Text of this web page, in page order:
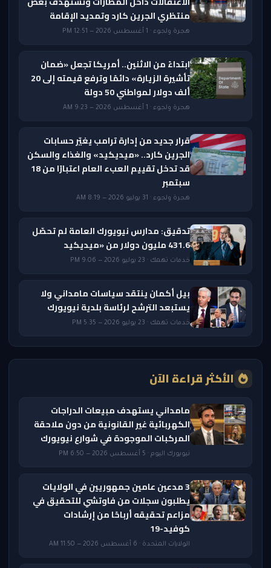
منتظري الجرين كارد وتمديد الإقامة
هجرة ولجوء · 1 أغسطس 2026 — 12:51 PM
ابتداءً من الاثنين.. أمريكا تجعل «ضمان
تأشيرة الزيارة» دائمًا وترفع قيمته إلى 20
ألف دولار لمواطني 50 دولة
هجرة ولجوء · 1 أغسطس 2026 — 9:23 AM
قرار جديد من إدارة ترامب يغيّر حسابات
الجرين كارد.. «ميديكيد» والغذاء والسكن
قد تدخل تقييم العبء العام اعتبارًا من 18
سبتمبر
هجرة ولجوء · 31 يوليو 2026 — 8:19 AM
تدقيق: مدارس نيويورك العامة لم تحصّل
431.6 مليون دولار من «ميديكيد
خدمات تهمك · 23 يوليو 2026 — 9:06 PM
بيل أكمان ينتقد سياسات مامداني ولا
يستبعد الترشح لرئاسة بلدية نيويورك
خدمات تهمك · 23 يوليو 2026 — 5:35 PM
الأكثر قراءة الآن
مامداني يستهدف مبيعات الدراجات
الكهربائية غير القانونية من دون ملاحقة
المركبات الموجودة في شوارع نيويورك
نيويورك اليوم · 5 أغسطس 2026 — 6:50 PM
3 مدعين عامين جمهوريين في الولايات
يطلبون سجلات من فاوتشي للتحقيق في
مزاعم تحقيقه أرباحًا من إرشادات
كوفيد-19
الولايات المتحدة · 6 أغسطس 2026 — 11:50 AM